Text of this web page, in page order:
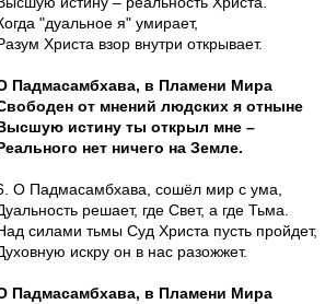
"дуальное я" умирает,
Христа взор внутри открывает.
Падмасамбхава, в Пламени Мира
от мнений людских я отныне
истину ты открыл мне –
нет ничего на Земле.
О Падмасамбхава, сошёл мир с ума,
решает, где Свет, а где Тьма.
силами тьмы Суд Христа пусть пройдет,
искру он в нас разожжет.
Падмасамбхава, в Пламени Мира